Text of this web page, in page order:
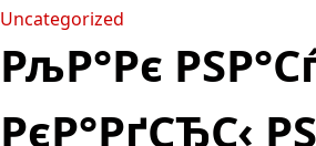
Uncategorized
РљР°Рє
РєР°РґСЂС‹